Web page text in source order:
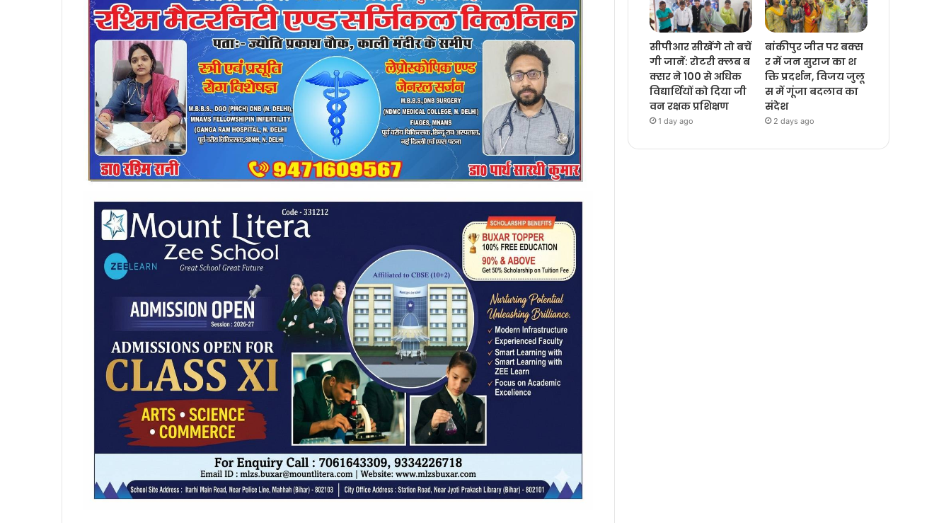
सीपीआर सीखेंगे तो बचें
गी जानें: रोटरी क्लब ब
क्सर ने 100 से अधिक
विद्यार्थियों को दिया जी
वन रक्षक प्रशिक्षण
1 day ago
बांकीपुर जीत पर बक्स
र में जन सुराज का श
क्ति प्रदर्शन, विजय जुलू
स में गूंजा बदलाव का
संदेश
2 days ago